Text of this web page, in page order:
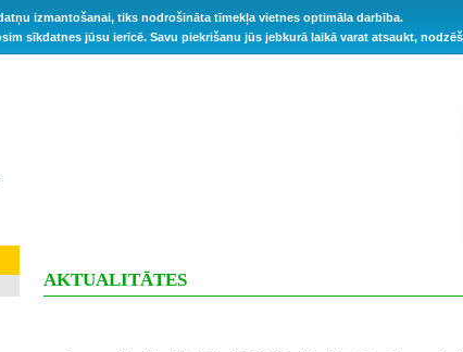
izmantošanai, tiks nodrošināta tīmekļa vietnes optimāla darbība.
sīkdatnes jūsu ierīcē. Savu piekrišanu jūs jebkurā laikā varat atsaukt,
AKTUALITĀTES